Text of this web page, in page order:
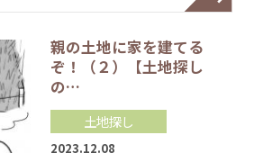
親の土地に家を建てる
ぞ！（２）【土地探し
の…
土地探し
2023.12.08